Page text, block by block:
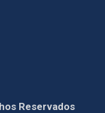
Reservados